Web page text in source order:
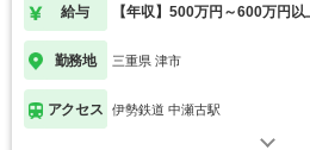
給与 【年収】500万円～600万円
勤務地 三重県 津市
アクセス 伊勢鉄道 中瀬古駅